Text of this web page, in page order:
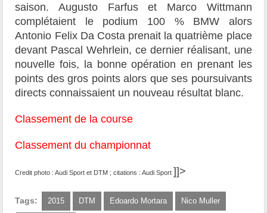
saison. Augusto Farfus et Marco Wittmann
complétaient le podium 100 % BMW alors
Antonio Felix Da Costa prenait la quatrième place
devant Pascal Wehrlein, ce dernier réalisant, une
nouvelle fois, la bonne opération en prenant les
points des gros points alors que ses poursuivants
directs connaissaient un nouveau résultat blanc.
Classement de la course
Classement du championnat
Credit photo : Audi Sport et DTM ; citations : Audi Sport ]]>
Tags: 2015 DTM Edoardo Mortara Nico Muller